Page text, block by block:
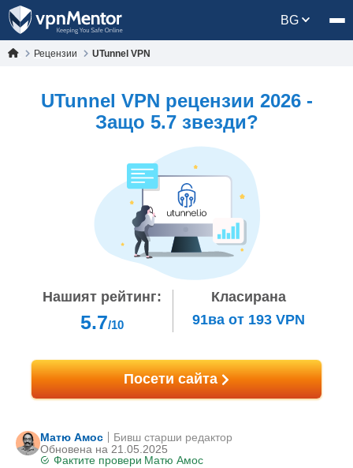
BG
Рецензии UTunnel VPN
UTunnel VPN рецензии 2026 -
Защо 5.7 звезди?
Нашият рейтинг:
5.7/10
Класирана
91ва от 193 VPN
Посети сайта
Матю Амос
Oбновена на 21.05.2025
Фактите провери Матю Амос
Бивш старши редактор